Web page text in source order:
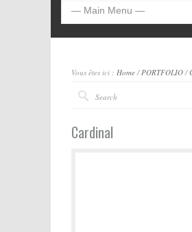
Vous êtes ici : Home/PORTFOLIO/
Cardinal